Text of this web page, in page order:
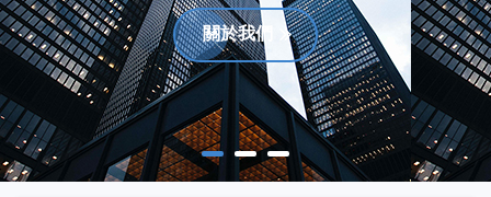
關於我們